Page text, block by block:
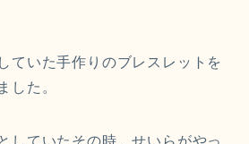
ていた手作りのブレスレットを
した。